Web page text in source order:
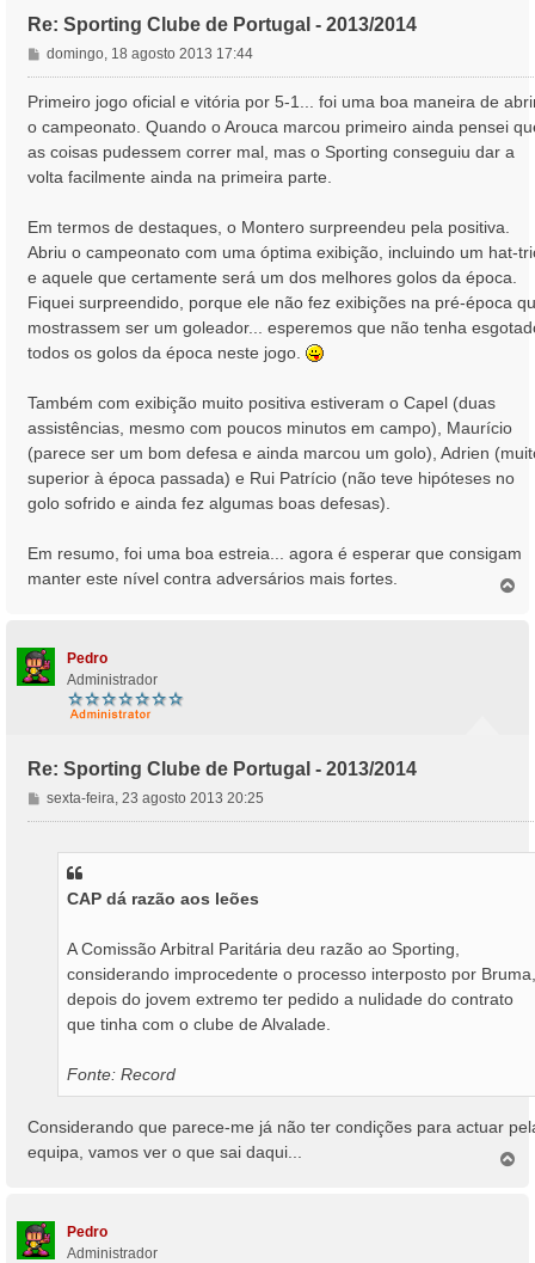
Re: Sporting Clube de Portugal - 2013/2014
M
e
n
g
e
domingo, 18 agosto 2013 17:44
Primeiro jogo oficial e vitória por 5-1... foi uma boa maneira de
o campeonato. Quando o Arouca marcou primeiro ainda pensei
as coisas pudessem correr mal, mas o Sporting conseguiu dar a
volta facilmente ainda na primeira parte.
Em termos de destaques, o Montero surpreendeu pela positiva.
Abriu o campeonato com uma óptima exibição, incluindo um hat-
e aquele que certamente será um dos melhores golos da época.
Fiquei surpreendido, porque ele não fez exibições na pré-época
mostrassem ser um goleador... esperemos que não tenha
todos os golos da época neste jogo.
Também com exibição muito positiva estiveram o Capel (duas
assistências, mesmo com poucos minutos em campo), Maurício
(parece ser um bom defesa e ainda marcou um golo), Adrien
superior à época passada) e Rui Patrício (não teve hipóteses no
golo sofrido e ainda fez algumas boas defesas).
Em resumo, foi uma boa estreia... agora é esperar que consigam
manter este nível contra adversários mais fortes.
Pedro
Administrador
Re: Sporting Clube de Portugal - 2013/2014
M
e
sexta-feira, 23 agosto 2013 20:25
CAP dá razão aos leões
A Comissão Arbitral Paritária deu razão ao Sporting,
considerando improcedente o processo interposto por Bruma,
depois do jovem extremo ter pedido a nulidade do contrato
que tinha com o clube de Alvalade.
Fonte: Record
Considerando que parece-me já não ter condições para actuar
equipa, vamos ver o que sai daqui...
Pedro
Administrador